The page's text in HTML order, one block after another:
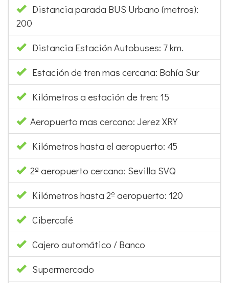
Distancia parada BUS Urbano (metros):
200
Distancia Estación Autobuses: 7 km.
Estación de tren mas cercana: Bahía Sur
Kilómetros a estación de tren: 15
Aeropuerto mas cercano: Jerez XRY
Kilómetros hasta el aeropuerto: 45
2ª aeropuerto cercano: Sevilla SVQ
Kilómetros hasta 2º aeropuerto: 120
Cibercafé
Cajero automático / Banco
Supermercado